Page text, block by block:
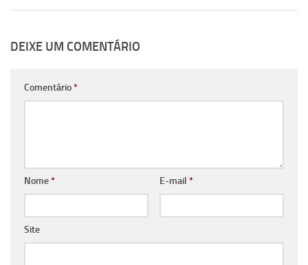
DEIXE UM COMENTÁRIO
Comentário*
Nome* E-mail *
Site